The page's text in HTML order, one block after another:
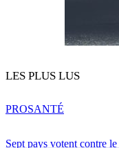
LES PLUS LUS
Sept pays votent contre
PROSANTÉ